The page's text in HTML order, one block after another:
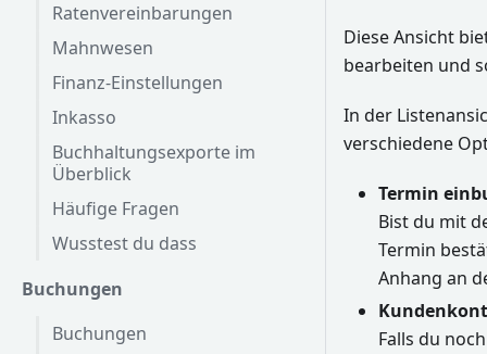
Ratenvereinbarungen
Mahnwesen
Finanz-Einstellungen
Inkasso
Buchhaltungsexporte im
Überblick
Häufige Fragen
Wusstest du dass
Buchungen
Buchungen
Diese Ansicht
bearbeiten und
In der
verschiedene
Termin
Bist du mit
Termin
Anhang an
Falls du